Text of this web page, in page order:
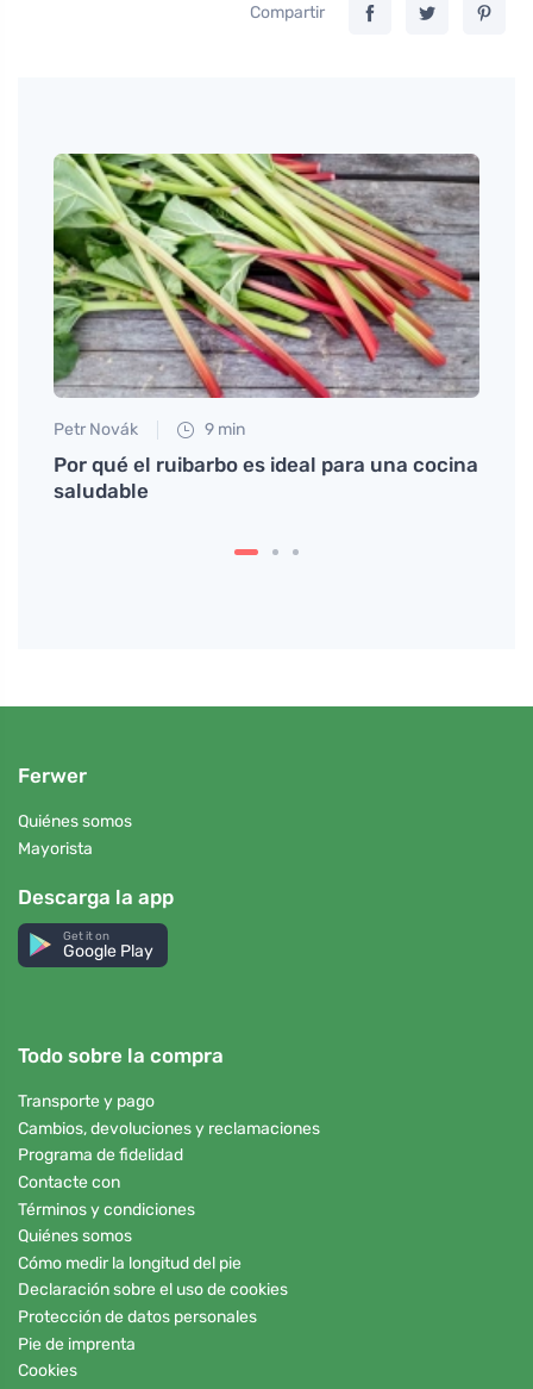
Compartir
Petr Novák 9 min
Por qué el ruibarbo es ideal para una cocina
saludable
Ferwer
Quiénes somos
Mayorista
Descarga la app
Get it on
Google Play
Todo sobre la compra
Transporte y pago
Cambios, devoluciones y reclamaciones
Programa de fidelidad
Contacte con
Términos y condiciones
Quiénes somos
Cómo medir la longitud del pie
Declaración sobre el uso de cookies
Protección de datos personales
Pie de imprenta
Cookies